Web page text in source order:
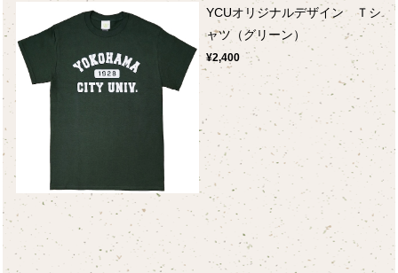
YCUオリジナルデザイン Ｔシ
ャツ（グリーン）
¥2,400